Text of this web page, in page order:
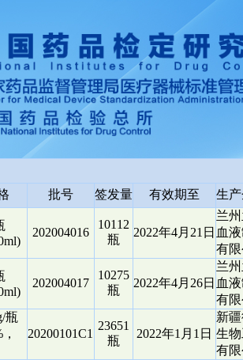
批号 签发量 有效期至 生
202004016
10112
瓶
2022年4月21日
兰
血
有
202004017
10275
瓶
2022年4月26日
兰
血
有
瓶
20200101C1
23651
瓶
2022年1月1日
新
生
有